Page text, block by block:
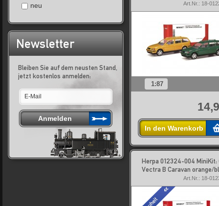
neu
Newsletter
Bleiben Sie auf dem neusten Stand,
jetzt kostenlos anmelden:
Art.Nr.: 18-
1:87
In den Warenkorb
Herpa 012324-004 MiniKit:
Vectra B Caravan orange/bl
Art.Nr.: 18-